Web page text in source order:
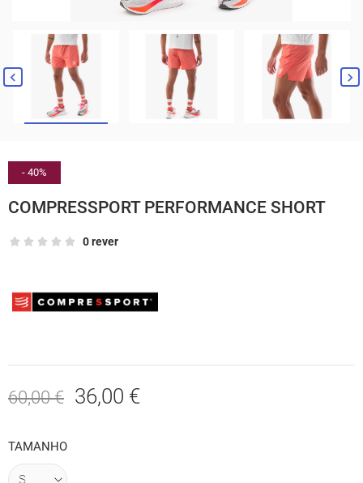
 
- 40%
COMPRESSPORT PERFORMANCE SHORT
0 rever
60,00 € 36,00 €
TAMANHO